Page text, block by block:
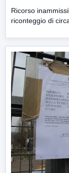
Ricorso
riconteggio di